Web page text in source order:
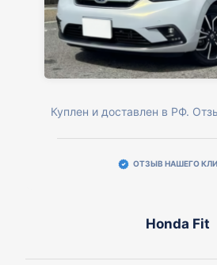
Куплен и доставлен в РФ.
ОТЗЫВ НАШЕГО
Honda Fit